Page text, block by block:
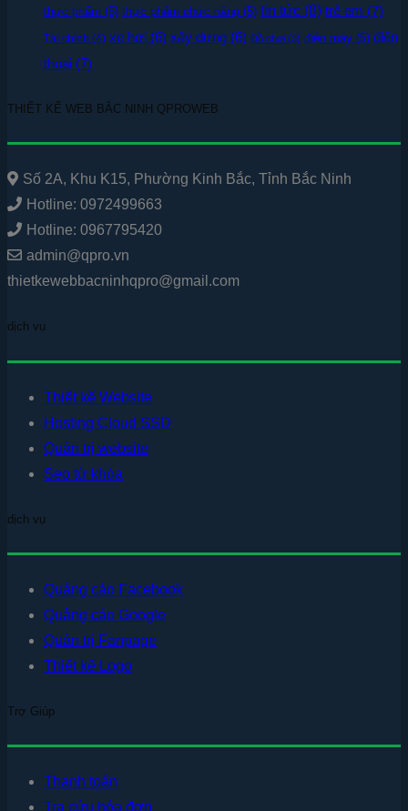
thực phẩm (5) thực phẩm chức năng (5) tin tức (8) trẻ em (7)
Tài chính (4) xe hơi (6) xây dựng (6) Đồ chơi (3) điện máy (5) điện
thoại (7)
THIẾT KẾ WEB BẮC NINH QPROWEB
Số 2A, Khu K15, Phường Kinh Bắc, Tỉnh Bắc Ninh
Hotline: 0972499663
Hotline: 0967795420
admin@qpro.vn
thietkewebbacninhqpro@gmail.com
dịch vụ
Thiết kế Website
Hosting Cloud SSD
Quản trị website
Seo từ khóa
dịch vụ
Quảng cáo Facebook
Quảng cáo Google
Quản trị Fanpage
Thiết kế Logo
Trợ Giúp
Thanh toán
Tra cứu hóa đơn